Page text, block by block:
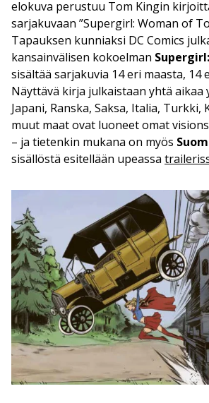
elokuva perustuu Tom Kingin
sarjakuvaan ”Supergirl: Woman of
Tapauksen kunniaksi DC Comics
kansainvälisen kokoelman
sisältää sarjakuvia 14 eri maasta, 14
Näyttävä kirja julkaistaan yhtä aikaa
Japani, Ranska, Saksa, Italia, Turkki,
muut maat ovat luoneet omat
– ja tietenkin mukana on myös
sisällöstä esitellään upeassa